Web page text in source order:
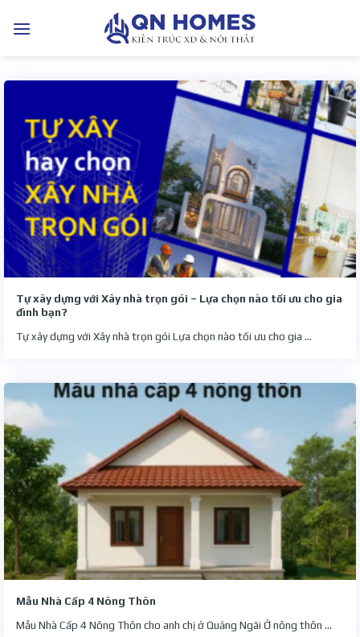
qua
Tự xây dựng với Xây nhà trọn gói – Lựa chọn nào tối ưu cho gia
đình bạn?
Tự xây dựng với Xây nhà trọn gói Lựa chọn nào tối ưu cho gia ...
Mẫu Nhà Cấp 4 Nông Thôn
Mẫu Nhà Cấp 4 Nông Thôn cho anh chị ở Quảng Ngãi Ở nông thôn ...